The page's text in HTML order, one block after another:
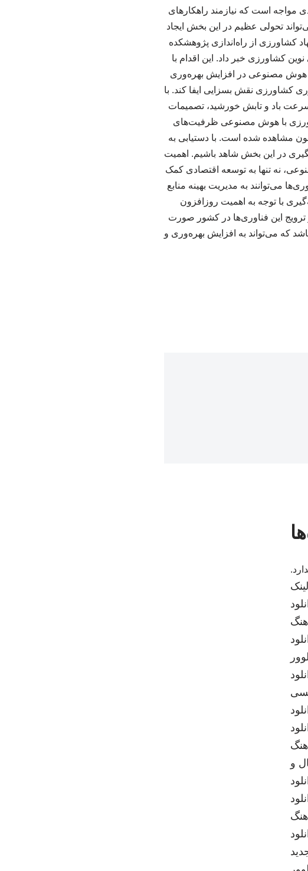
مواجه است که نیازمند راهکارهای
تحولی عظیم در این بخش ایجاد
کشاورزی از راه‌اندازی پژوهشکده
کشاورزی خبر داد. این اقدام با
مصنوعی در افزایش بهره‌وری
کشاورزی نقش بسزایی ایفا کند. با
سرعت باد و تابش خورشید، تصمیمات
با هوش مصنوعی ظرفیت‌های
مشاهده شده است. با دستیابی به
در این بخش شاهد باشیم. اهمیت
نه تنها به توسعه اقتصادی کمک
می‌توانند به مدیریت بهینه منابع
با توجه به اهمیت روزافزون
این فناوری‌ها در کشور صورت
که می‌تواند به افزایش بهره‌وری و
و